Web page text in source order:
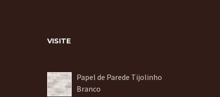
VISITE
Papel de Parede Tijolinho
Branco